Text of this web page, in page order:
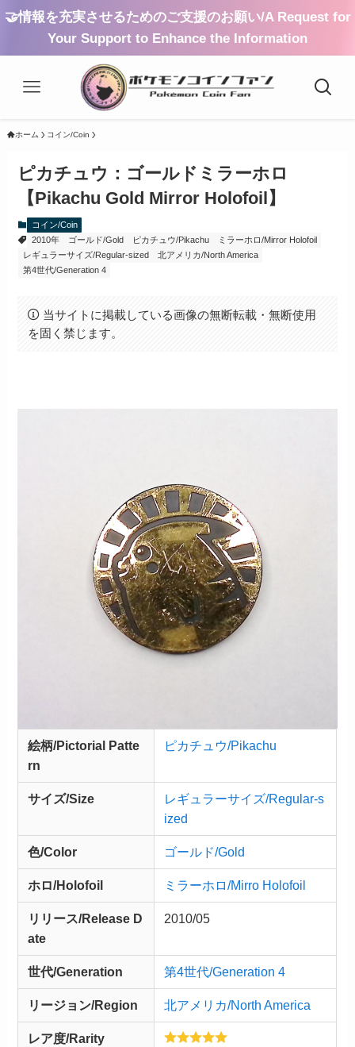
🤝情報を充実させるためのご支援のお願い/A Request for
Your Support to Enhance the Information
ホーム コイン/Coin
ピカチュウ：ゴールドミラーホロ
【Pikachu Gold Mirror Holofoil】
コイン/Coin
2010年
ゴールド/Gold ピカチュウ/Pikachu
ミラーホロ/Mirror Holofoil
レギュラーサイズ/Regular-sized
北アメリカ/North America
第4世代/Generation 4
当サイトに掲載している画像の無断転載・無断使用
を固く禁じます。
絵柄/Pictorial Patte
rn
ピカチュウ/Pikachu
サイズ/Size
レギュラーサイズ/Regular-s
ized
色/Color ゴールド/Gold
ホロ/Holofoil ミラーホロ/Mirro Holofoil
リリース/Release D
ate
2010/05
世代/Generation 第4世代/Generation 4
リージョン/Region 北アメリカ/North America
レア度/Rarity